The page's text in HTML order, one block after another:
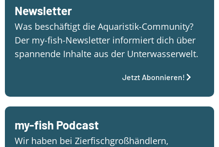
Newsletter
Was beschäftigt die Aquaristik-Community?
Der my-fish-Newsletter informiert dich über
spannende Inhalte aus der Unterwasserwelt.
Jetzt Abonnieren!
my-fish Podcast
Wir haben bei Zierfischgroßhändlern,